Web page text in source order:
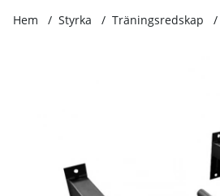
Hem Styrka Träningsredskap